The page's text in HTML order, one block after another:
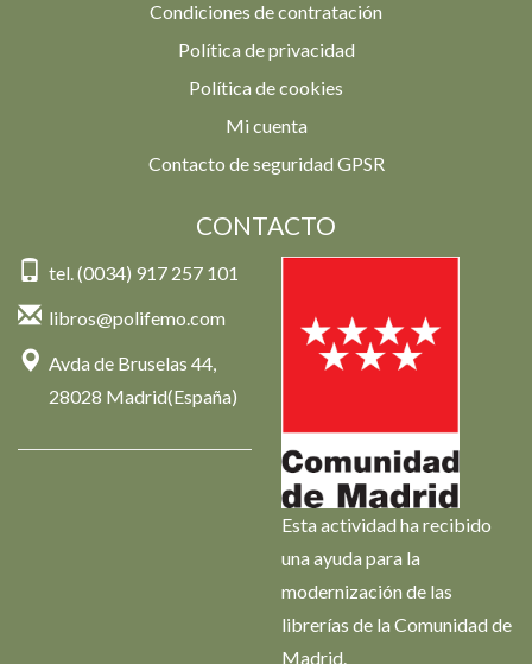
Condiciones de contratación
Política de privacidad
Política de cookies
Mi cuenta
Contacto de seguridad GPSR
CONTACTO
tel. (0034) 917 257 101
libros@polifemo.com
Avda de Bruselas 44,
28028 Madrid(España)
Esta actividad ha recibido
una ayuda para la
modernización de las
librerías de la Comunidad de
Madrid.